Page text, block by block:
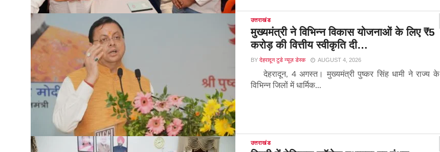
उत्तराखंड
मुख्यमंत्री ने विभिन्न विकास योजनाओं के लिए ₹5
करोड़ की वित्तीय स्वीकृति दी…
BY देहरादून टुडे न्यूज़ डेस्क AUGUST 4, 2026
देहरादून, 4 अगस्त। मुख्यमंत्री पुष्कर सिंह धामी ने राज्य के
विभिन्न जिलों में धार्मिक...
उत्तराखंड